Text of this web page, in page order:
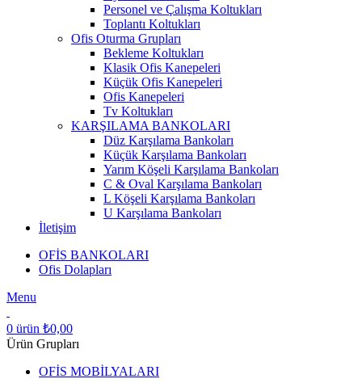
Personel ve Çalışma Koltukları
Toplantı Koltukları
Ofis Oturma Grupları
Bekleme Koltukları
Klasik Ofis Kanepeleri
Küçük Ofis Kanepeleri
Ofis Kanepeleri
Tv Koltukları
KARŞILAMA BANKOLARI
Düz Karşılama Bankoları
Küçük Karşılama Bankoları
Yarım Köşeli Karşılama Bankoları
C & Oval Karşılama Bankoları
L Köşeli Karşılama Bankoları
U Karşılama Bankoları
İletişim
OFİS BANKOLARI
Ofis Dolapları
Menu
0 ürün ₺0,00
Ürün Grupları
OFİS MOBİLYALARI